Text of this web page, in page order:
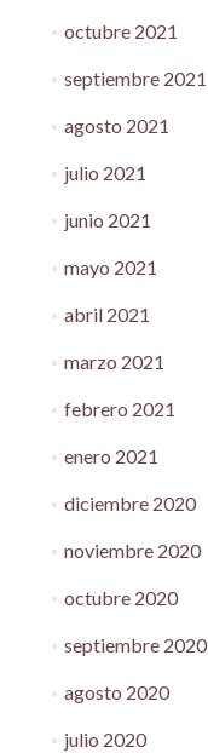
octubre 2021
septiembre 2021
agosto 2021
julio 2021
junio 2021
mayo 2021
abril 2021
marzo 2021
febrero 2021
enero 2021
diciembre 2020
noviembre 2020
octubre 2020
septiembre 2020
agosto 2020
julio 2020